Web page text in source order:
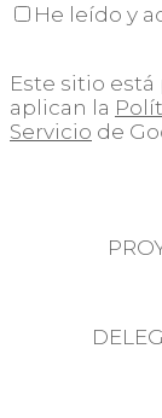
He leído y
Este sitio está
aplican la
Servicio de